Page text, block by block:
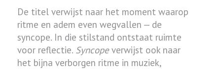
De titel verwijst naar het moment waarop
ritme en adem even wegvallen — de
syncope. In die stilstand ontstaat ruimte
voor reflectie. Syncopeverwijst ook naar
het bijna verborgen ritme in muziek,